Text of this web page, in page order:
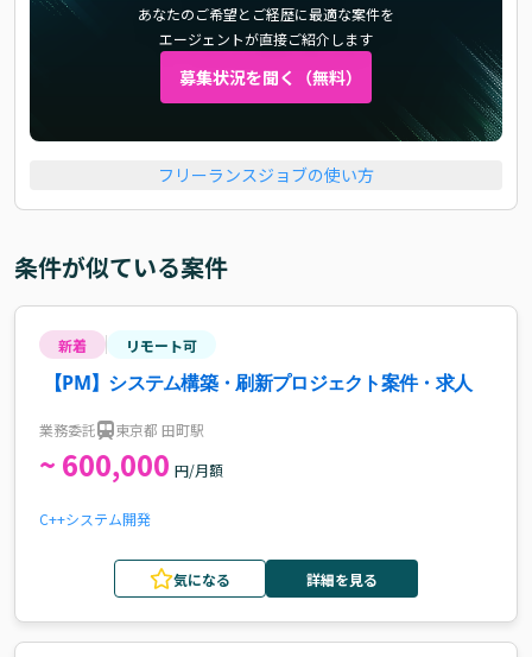
あなたのご希望とご経歴に最適な案件を
エージェントが直接ご紹介します
募集状況を聞く（無料）
フリーランスジョブの使い方
条件が似ている案件
新着 リモート可
【PM】システム構築・刷新プロジェクト案件・求人
業務委託 東京都 田町駅
~ 600,000 円/月額
C++システム開発
気になる 詳細を見る